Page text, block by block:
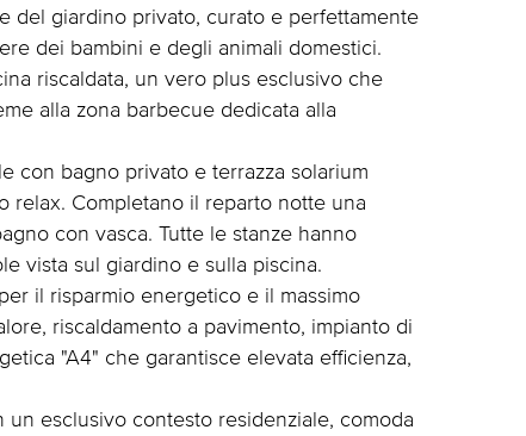
del giardino privato, curato e perfettamente
dei bambini e degli animali domestici.
riscaldata, un vero plus esclusivo che
alla zona barbecue dedicata alla
con bagno privato e terrazza solarium
relax. Completano il reparto notte una
con vasca. Tutte le stanze hanno
vista sul giardino e sulla piscina.
il risparmio energetico e il massimo
riscaldamento a pavimento, impianto di
"A4" che garantisce elevata efficienza,
esclusivo contesto residenziale, comoda